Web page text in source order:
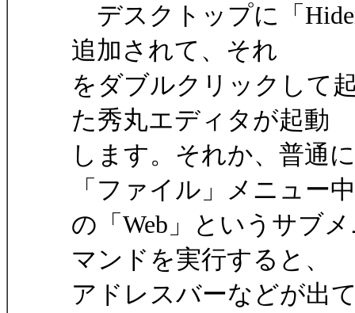
デスクトップに「
追加されて、それ
をダブルクリックして
た秀丸エディタが起動
します。それか、普通
「ファイル」メニュー中
の「Web」というサブ
マンドを実行すると、
アドレスバーなどが出